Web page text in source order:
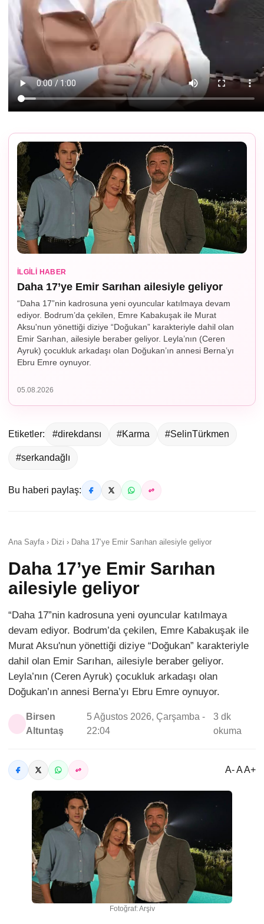
İLGILI HABER
Daha 17’ye Emir Sarıhan ailesiyle geliyor
“Daha 17”nin kadrosuna yeni oyuncular katılmaya devam
ediyor. Bodrum’da çekilen, Emre Kabakuşak ile Murat
Aksu'nun yönettiği diziye “Doğukan” karakteriyle dahil olan
Emir Sarıhan, ailesiyle beraber geliyor. Leyla’nın (Ceren
Ayruk) çocukluk arkadaşı olan Doğukan’ın annesi Berna’yı
Ebru Emre oynuyor.
05.08.2026
Etiketler: #direkdansı #Karma #SelinTürkmen
#serkandağlı
Bu haberi paylaş:
Ana Sayfa › Dizi › Daha 17’ye Emir Sarıhan ailesiyle geliyor
Daha 17’ye Emir Sarıhan
ailesiyle geliyor
“Daha 17”nin kadrosuna yeni oyuncular katılmaya
devam ediyor. Bodrum’da çekilen, Emre Kabakuşak ile
Murat Aksu'nun yönettiği diziye “Doğukan” karakteriyle
dahil olan Emir Sarıhan, ailesiyle beraber geliyor.
Leyla’nın (Ceren Ayruk) çocukluk arkadaşı olan
Doğukan’ın annesi Berna’yı Ebru Emre oynuyor.
Birsen
Altuntaş
5 Ağustos 2026, Çarşamba -
22:04
3 dk
okuma
A- A A+
Fotoğraf: Arşiv